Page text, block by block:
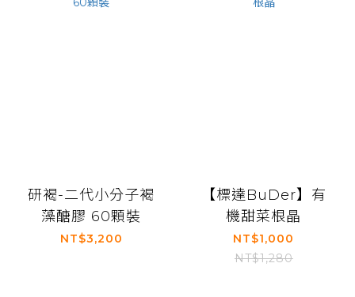
研褐-二代小分子褐
藻醣膠 60顆裝
NT$3,200
【標達BuDer】有
機甜菜根晶
NT$1,000
NT$1,280